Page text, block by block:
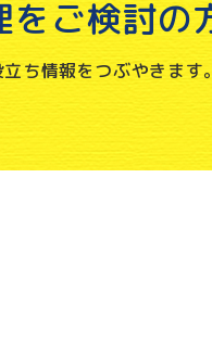
をご検討の
ち情報をつぶやきます。